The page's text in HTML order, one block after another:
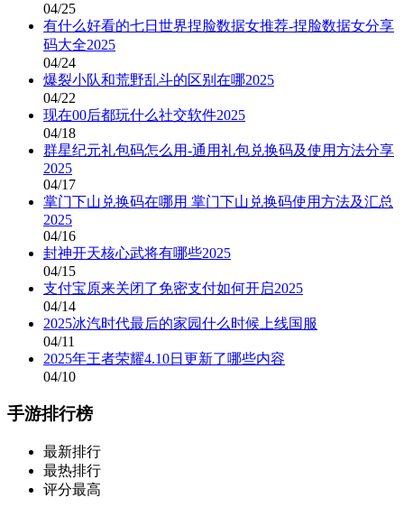
04/25
有什么好看的七日世界捏脸数据女推荐-捏脸数据女分享
码大全2025
04/24
爆裂小队和荒野乱斗的区别在哪2025
04/22
现在00后都玩什么社交软件2025
04/18
群星纪元礼包码怎么用-通用礼包兑换码及使用方法分享
2025
04/17
掌门下山兑换码在哪用 掌门下山兑换码使用方法及汇总
2025
04/16
封神开天核心武将有哪些2025
04/15
支付宝原来关闭了免密支付如何开启2025
04/14
2025冰汽时代最后的家园什么时候上线国服
04/11
2025年王者荣耀4.10日更新了哪些内容
04/10
手游排行榜
最新排行
最热排行
评分最高